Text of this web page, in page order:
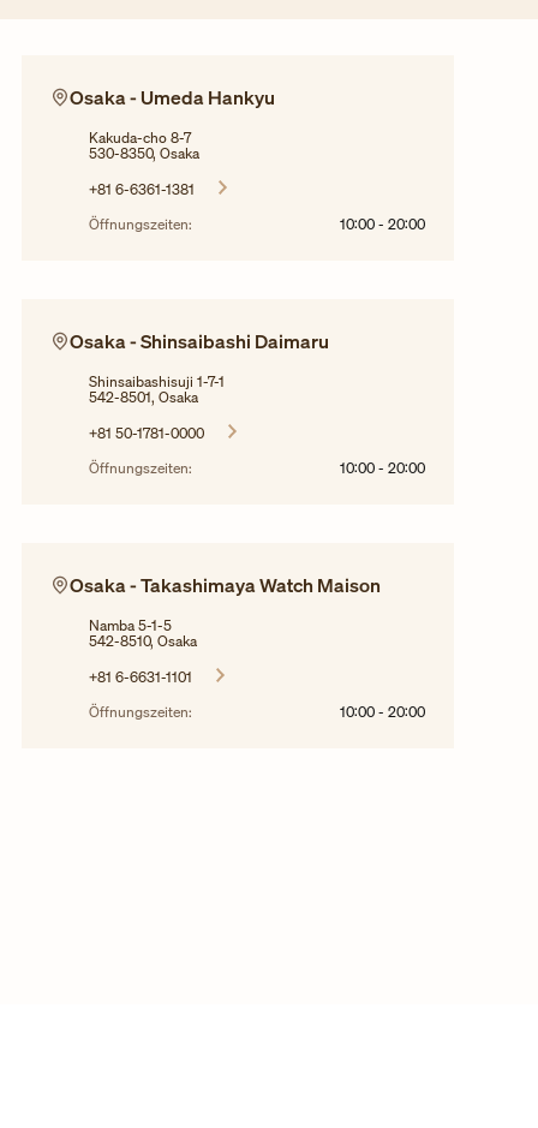
Osaka - Umeda Hankyu
Kakuda-cho 8-7
530-8350, Osaka
+81 6-6361-1381
Öffnungszeiten:
10:00 - 20:00
Osaka - Shinsaibashi Daimaru
Shinsaibashisuji 1-7-1
542-8501, Osaka
+81 50-1781-0000
Öffnungszeiten:
10:00 - 20:00
Osaka - Takashimaya Watch Maison
Namba 5-1-5
542-8510, Osaka
+81 6-6631-1101
Öffnungszeiten:
10:00 - 20:00